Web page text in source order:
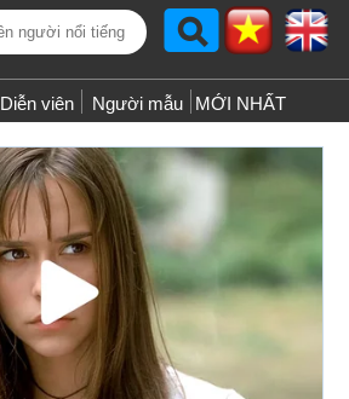
Diễn viên Người mẫu MỚI NHẤT